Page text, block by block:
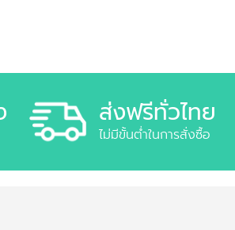
ส่งฟรีทั่วไทย
ไม่มีขั้นต่ำในการสั่งซื้อ